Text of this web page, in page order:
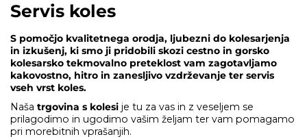
Servis koles
S pomočjo kvalitetnega orodja, ljubezni do kolesarjenja
in izkušenj, ki smo ji pridobili skozi cestno in gorsko
kolesarsko tekmovalno preteklost vam zagotavljamo
kakovostno, hitro in zanesljivo vzdrževanje ter servis
vseh vrst koles.
Naša trgovina s kolesi je tu za vas in z veseljem se
prilagodimo in ugodimo vašim željam ter vam pomagamo
pri morebitnih vprašanjih.